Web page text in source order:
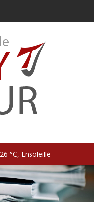
°C, Ensoleillé